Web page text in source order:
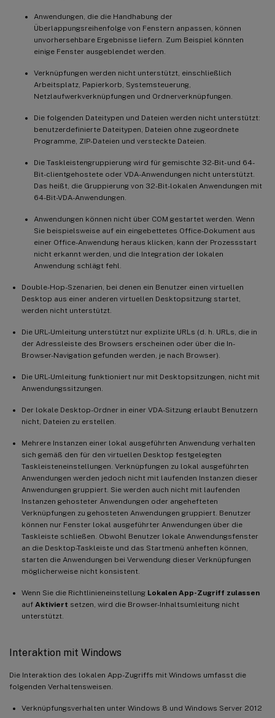
Anwendungen, die die Handhabung der
Überlappungsreihenfolge von Fenstern anpassen, können
unvorhersehbare Ergebnisse liefern. Zum Beispiel könnten
einige Fenster ausgeblendet werden.
Verknüpfungen werden nicht unterstützt, einschließlich
Arbeitsplatz, Papierkorb, Systemsteuerung,
Netzlaufwerkverknüpfungen und Ordnerverknüpfungen.
Die folgenden Dateitypen und Dateien werden nicht unterstützt:
benutzerdefinierte Dateitypen, Dateien ohne zugeordnete
Programme, ZIP-Dateien und versteckte Dateien.
Die Taskleistengruppierung wird für gemischte 32-Bit- und 64-
Bit-clientgehostete oder VDA-Anwendungen nicht unterstützt.
Das heißt, die Gruppierung von 32-Bit-lokalen Anwendungen mit
64-Bit-VDA-Anwendungen.
Anwendungen können nicht über COM gestartet werden. Wenn
Sie beispielsweise auf ein eingebettetes Office-Dokument aus
einer Office-Anwendung heraus klicken, kann der Prozessstart
nicht erkannt werden, und die Integration der lokalen
Anwendung schlägt fehl.
Double-Hop-Szenarien, bei denen ein Benutzer einen virtuellen
Desktop aus einer anderen virtuellen Desktopsitzung startet,
werden nicht unterstützt.
Die URL-Umleitung unterstützt nur explizite URLs (d. h. URLs, die in
der Adressleiste des Browsers erscheinen oder über die In-
Browser-Navigation gefunden werden, je nach Browser).
Die URL-Umleitung funktioniert nur mit Desktopsitzungen, nicht mit
Anwendungssitzungen.
Der lokale Desktop-Ordner in einer VDA-Sitzung erlaubt Benutzern
nicht, Dateien zu erstellen.
Mehrere Instanzen einer lokal ausgeführten Anwendung verhalten
sich gemäß den für den virtuellen Desktop festgelegten
Taskleisteneinstellungen. Verknüpfungen zu lokal ausgeführten
Anwendungen werden jedoch nicht mit laufenden Instanzen dieser
Anwendungen gruppiert. Sie werden auch nicht mit laufenden
Instanzen gehosteter Anwendungen oder angehefteten
Verknüpfungen zu gehosteten Anwendungen gruppiert. Benutzer
können nur Fenster lokal ausgeführter Anwendungen über die
Taskleiste schließen. Obwohl Benutzer lokale Anwendungsfenster
an die Desktop-Taskleiste und das Startmenü anheften können,
starten die Anwendungen bei Verwendung dieser Verknüpfungen
möglicherweise nicht konsistent.
Wenn Sie die Richtlinieneinstellung Lokalen App-Zugriff zulassen
auf Aktiviert setzen, wird die Browser-Inhaltsumleitung nicht
unterstützt.
Interaktion mit Windows
Die Interaktion des lokalen App-Zugriffs mit Windows umfasst die
folgenden Verhaltensweisen.
Verknüpfungsverhalten unter Windows 8 und Windows Server 2012